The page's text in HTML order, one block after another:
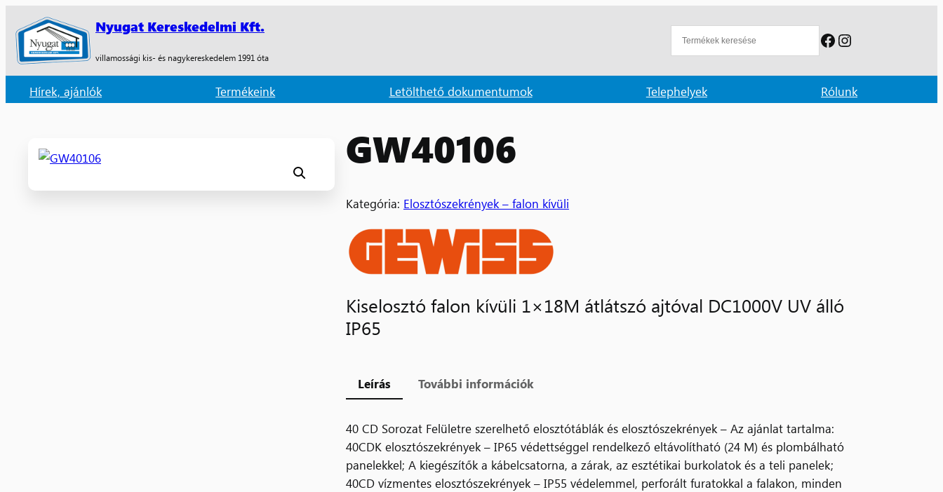
Nyugat Kereskedelmi Kft.
villamossági kis- és nagykereskedelem 1991 óta
Facebook
Instagram
Hírek, ajánlók Termékeink Letölthető dokumentumok Telephelyek Rólunk
GW40106
Kategória: Elosztószekrények – falon kívüli
Kiselosztó falon kívüli 1×18M átlátszó ajtóval DC1000V UV álló
IP65
Leírás További információk
40 CD Sorozat Felületre szerelhető elosztótáblák és elosztószekrények – Az ajánlat tartalma:
40CDK elosztószekrények – IP65 védettséggel rendelkező eltávolítható (24 M) és plombálható
panelekkel; A kiegészítők a kábelcsatorna, a zárak, az esztétikai burkolatok és a teli panelek;
40CD vízmentes elosztószekrények – IP55 védelemmel, perforált furatokkal a falakon, minden